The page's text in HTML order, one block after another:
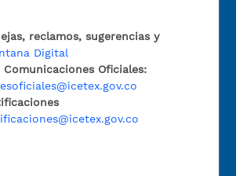
reclamos, sugerencias y
Digital
Comunicaciones Oficiales: